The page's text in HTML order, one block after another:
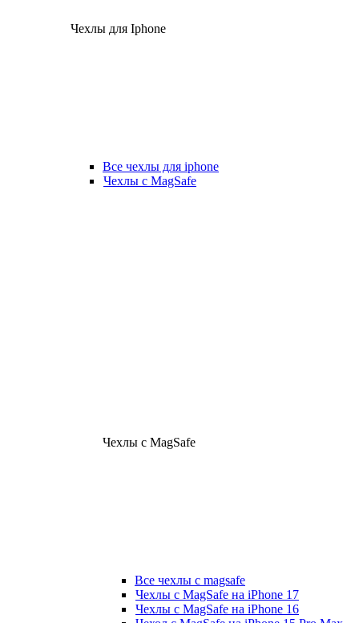
Чехлы для Iphone
Все чехлы для iphone
Чехлы с MagSafe
Чехлы с MagSafe
Все чехлы с magsafe
Чехлы с MagSafe на iPhone 17
Чехлы с MagSafe на iPhone 16